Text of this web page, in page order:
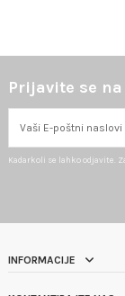
Prijavite se
Kadarkoli se lahko odjavite.
INFORMACIJE